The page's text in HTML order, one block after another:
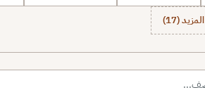
المزيد (17)